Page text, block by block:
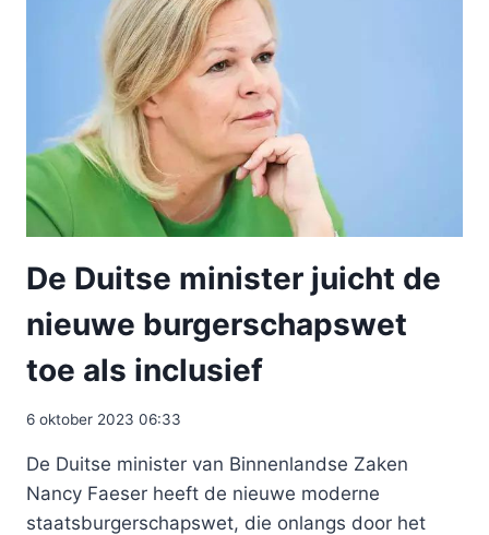
De Duitse minister juicht de
nieuwe burgerschapswet
toe als inclusief
6 oktober 2023 06:33
De Duitse minister van Binnenlandse Zaken
Nancy Faeser heeft de nieuwe moderne
staatsburgerschapswet, die onlangs door het